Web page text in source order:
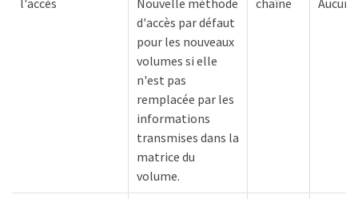
l'accès
Nouvelle méthode
d'accès par défaut
pour les nouveaux
volumes si elle
n'est pas
remplacée par les
informations
transmises dans la
matrice du
volume.
chaîne Aucune